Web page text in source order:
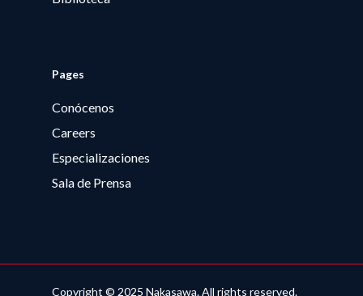
Pages
Conócenos
Careers
Especializaciones
Sala de Prensa
Copyright © 2025 Nakasawa. All rights reserved.